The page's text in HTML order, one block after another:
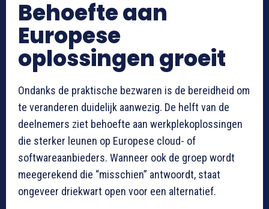
Behoefte aan
Europese
oplossingen groeit
Ondanks de praktische bezwaren is de bereidheid om
te veranderen duidelijk aanwezig. De helft van de
deelnemers ziet behoefte aan werkplekoplossingen
die sterker leunen op Europese cloud- of
softwareaanbieders. Wanneer ook de groep wordt
meegerekend die “misschien” antwoordt, staat
ongeveer driekwart open voor een alternatief.